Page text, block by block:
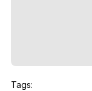
Tags: